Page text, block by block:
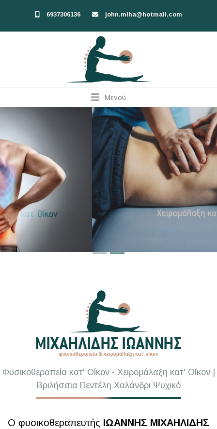
6937306136 john.miha@hotmail.com
Μενού
Φυσικοθεραπεία κατ' Οίκον - Χειρομάλαξη κατ' Οίκον |
Βριλήσσια Πεντέλη Χαλάνδρι Ψυχικό
Ο φυσικοθεραπευτής ΙΩΑΝΝΗΣ ΜΙΧΑΗΛΙΔΗΣ